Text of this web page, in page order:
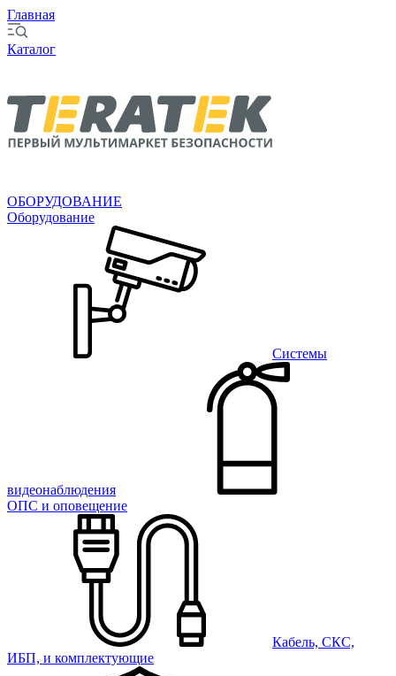
Главная
Каталог
ОБОРУДОВАНИЕ
Оборудование
Системы
видеонаблюдения
ОПС и оповещение
Кабель, СКС,
ИБП, и комплектующие